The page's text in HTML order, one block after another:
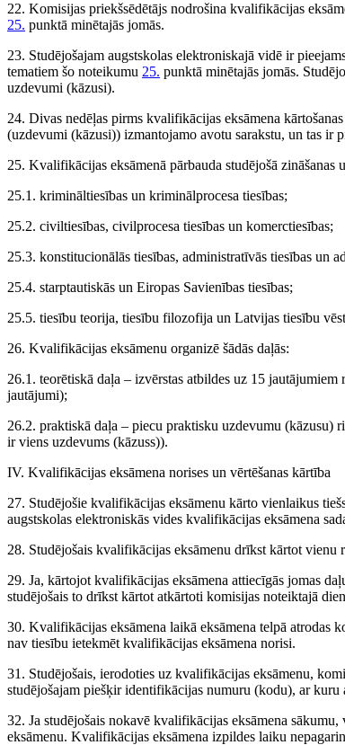
22. Komisijas priekšsēdētājs nodrošina kvalifikācijas
25. punktā minētajās jomās.
23. Studējošajam augstskolas elektroniskajā vidē ir
tematiem šo noteikumu 25. punktā minētajās jomās.
uzdevumi (kāzusi).
24. Divas nedēļas pirms kvalifikācijas eksāmena
(uzdevumi (kāzusi)) izmantojamo avotu sarakstu, un tas ir
25. Kvalifikācijas eksāmenā pārbauda studējošā zināšanas
25.1. krimināltiesības un kriminālprocesa tiesības;
25.2. civiltiesības, civilprocesa tiesības un komerctiesības;
25.3. konstitucionālās tiesības, administratīvās tiesības un
25.4. starptautiskās un Eiropas Savienības tiesības;
25.5. tiesību teorija, tiesību filozofija un Latvijas tiesību
26. Kvalifikācijas eksāmenu organizē šādās daļās:
26.1. teorētiskā daļa – izvērstas atbildes uz 15
jautājumi);
26.2. praktiskā daļa – piecu praktisku uzdevumu (kāzusu)
ir viens uzdevums (kāzuss)).
IV. Kvalifikācijas eksāmena norises un vērtēšanas kārtība
27. Studējošie kvalifikācijas eksāmenu kārto vienlaikus
augstskolas elektroniskās vides kvalifikācijas eksāmena
28. Studējošais kvalifikācijas eksāmenu drīkst kārtot vienu
29. Ja, kārtojot kvalifikācijas eksāmena attiecīgās jomas
studējošais to drīkst kārtot atkārtoti komisijas noteiktajā
30. Kvalifikācijas eksāmena laikā eksāmena telpā
nav tiesību ietekmēt kvalifikācijas eksāmena norisi.
31. Studējošais, ierodoties uz kvalifikācijas eksāmenu,
studējošajam piešķir identifikācijas numuru (kodu), ar kuru
32. Ja studējošais nokavē kvalifikācijas eksāmena
eksāmenu. Kvalifikācijas eksāmena izpildes laiku